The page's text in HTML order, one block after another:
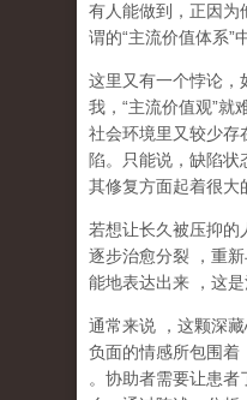
有人能做到，正因为
谓的“主流价值体系”
这里又有一个悖论，
我， “主流价值观”就
社会环境里又较少存
陷。只能说， 缺陷状
其修复方面起着很大
若想让长久被压抑的
逐步治愈分裂
，重
能地表达出来
，这
通常来说 ，这颗深
负面的情感所包围着
。协助者需要让患